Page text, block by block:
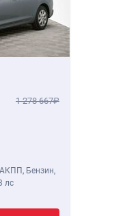
1 278 667
Бензин,
лс